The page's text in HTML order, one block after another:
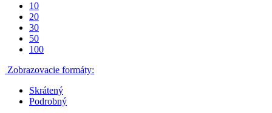
10
20
30
50
100
Zobrazovacie formáty:
Skrátený
Podrobný